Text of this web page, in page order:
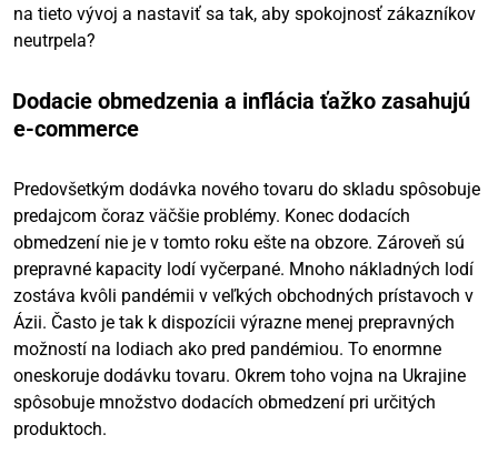
na tieto vývoj a nastaviť sa tak, aby spokojnosť zákazníkov
neutrpela?
Dodacie obmedzenia a inflácia ťažko zasahujú
e-commerce
Predovšetkým dodávka nového tovaru do skladu spôsobuje
predajcom čoraz väčšie problémy. Konec dodacích
obmedzení nie je v tomto roku ešte na obzore. Zároveň sú
prepravné kapacity lodí vyčerpané. Mnoho nákladných lodí
zostáva kvôli pandémii v veľkých obchodných prístavoch v
Ázii. Často je tak k dispozícii výrazne menej prepravných
možností na lodiach ako pred pandémiou. To enormne
oneskoruje dodávku tovaru. Okrem toho vojna na Ukrajine
spôsobuje množstvo dodacích obmedzení pri určitých
produktoch.